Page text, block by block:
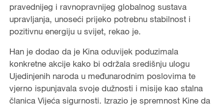
pravednijeg i ravnopravnijeg globalnog sustava
upravljanja, unoseći prijeko potrebnu stabilnost i
pozitivnu energiju u svijet, rekao je.
Han je dodao da je Kina oduvijek poduzimala
konkretne akcije kako bi održala središnju ulogu
Ujedinjenih naroda u međunarodnim poslovima te
vjerno ispunjavala svoje dužnosti i misije kao stalna
članica Vijeća sigurnosti. Izrazio je spremnost Kine da